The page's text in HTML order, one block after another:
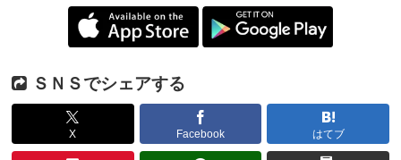
ＳＮＳでシェアする
X Facebook はてブ